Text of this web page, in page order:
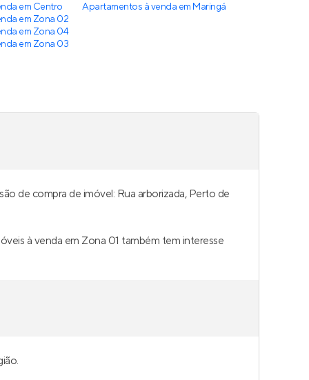
em Centro
em Zona 02
em Zona 04
em Zona 03
Apartamentos à venda em Maringá
de compra de imóvel: Rua arborizada, Perto de
à venda em Zona 01 também tem interesse